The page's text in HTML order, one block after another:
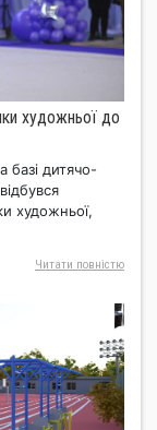
художньої до
базі дитячо-
художньої,
Читати повнiстю